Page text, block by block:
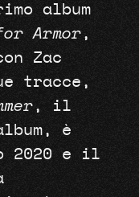
album
Armor,
Zac
tracce,
, il
è
2020 e il